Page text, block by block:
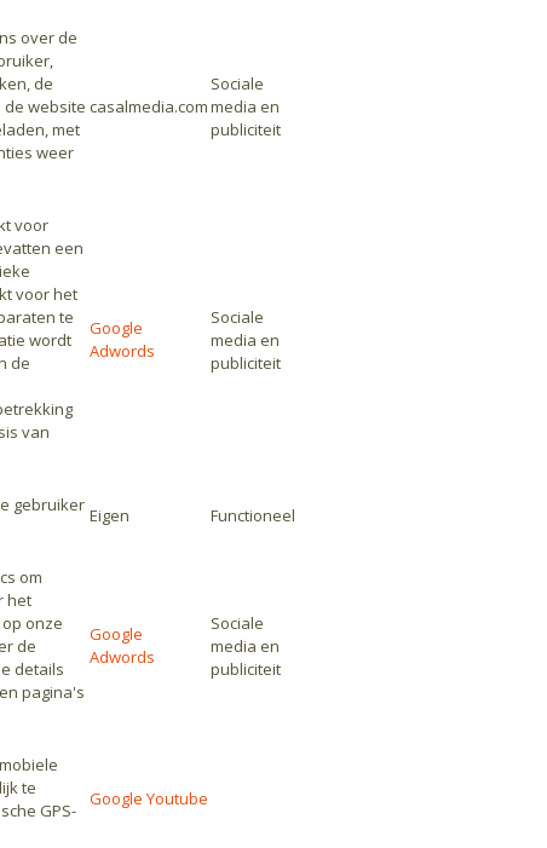
over de
de
website
met
weer
casalmedia.com
Sociale
media en
publiciteit
voor
een
voor het
te
wordt
de
van
Google
Adwords
Sociale
media en
publiciteit
gebruiker Eigen Functioneel
om
het
onze
de
details
pagina's
Google
Adwords
Sociale
media en
publiciteit
te
GPS-
Google Youtube